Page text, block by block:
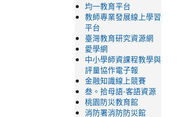
均一教育平台
教師專業發展線上學習
平台
臺灣教育研究資源網
愛學網
中小學師資課程教學與
評量協作電子報
金融知識線上競賽
叁。拾母語-客語資源
桃園防災教育館
消防署消防防災館